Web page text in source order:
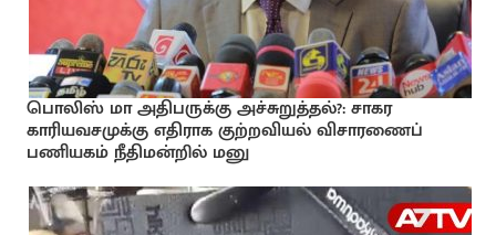
பொலிஸ் மா அதிபருக்கு அச்சுறுத்தல்?: சாகர
காரியவசமுக்கு எதிராக குற்றவியல் விசாரணைப்
பணியகம் நீதிமன்றில் மனு